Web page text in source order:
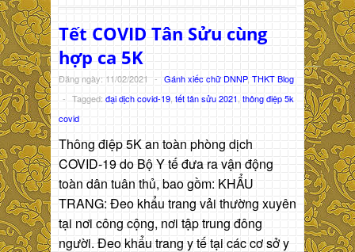
Tết COVID Tân Sửu cùng
hợp ca 5K
Đăng ngày: 11/02/2021 - Gánh xiếc chữ DNNP, THKT Blog
- Tagged: đại dịch covid-19, tết tân sửu 2021, thông điệp 5k
covid
Thông điệp 5K an toàn phòng dịch
COVID-19 do Bộ Y tế đưa ra vận động
toàn dân tuân thủ, bao gồm: KHẨU
TRANG: Đeo khẩu trang vải thường xuyên
tại nơi công cộng, nơi tập trung đông
người. Đeo khẩu trang y tế tại các cơ sở y